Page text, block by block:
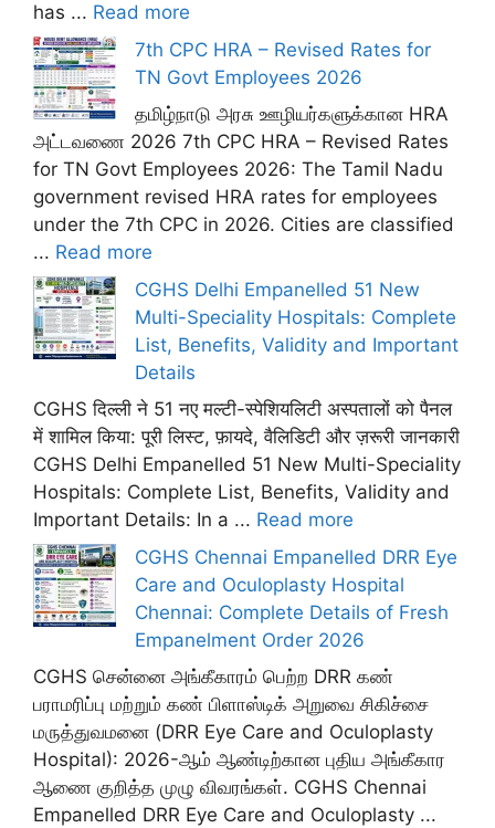
has ... Read more
7th CPC HRA – Revised Rates for
TN Govt Employees 2026
தமிழ்நாடு அரசு ஊழியர்களுக்கான HRA
அட்டவணை 2026 7th CPC HRA – Revised Rates
for TN Govt Employees 2026: The Tamil Nadu
government revised HRA rates for employees
under the 7th CPC in 2026. Cities are classified
... Read more
CGHS Delhi Empanelled 51 New
Multi-Speciality Hospitals: Complete
List, Benefits, Validity and Important
Details
CGHS दिल्ली ने 51 नए मल्टी-स्पेशियलिटी अस्पतालों को पैनल
में शामिल किया: पूरी लिस्ट, फ़ायदे, वैलिडिटी और ज़रूरी जानकारी
CGHS Delhi Empanelled 51 New Multi-Speciality
Hospitals: Complete List, Benefits, Validity and
Important Details: In a ... Read more
CGHS Chennai Empanelled DRR Eye
Care and Oculoplasty Hospital
Chennai: Complete Details of Fresh
Empanelment Order 2026
CGHS சென்னை அங்கீகாரம் பெற்ற DRR கண்
பராமரிப்பு மற்றும் கண் பிளாஸ்டிக் அறுவை சிகிச்சை
மருத்துவமனை (DRR Eye Care and Oculoplasty
Hospital): 2026-ஆம் ஆண்டிற்கான புதிய அங்கீகார
ஆணை குறித்த முழு விவரங்கள். CGHS Chennai
Empanelled DRR Eye Care and Oculoplasty ...